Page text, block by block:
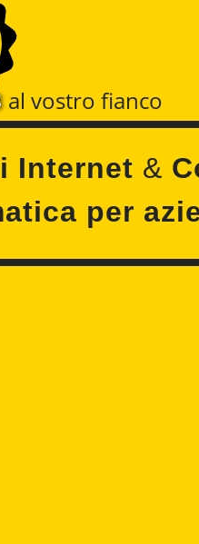
al vostro fianco
Internet &
per